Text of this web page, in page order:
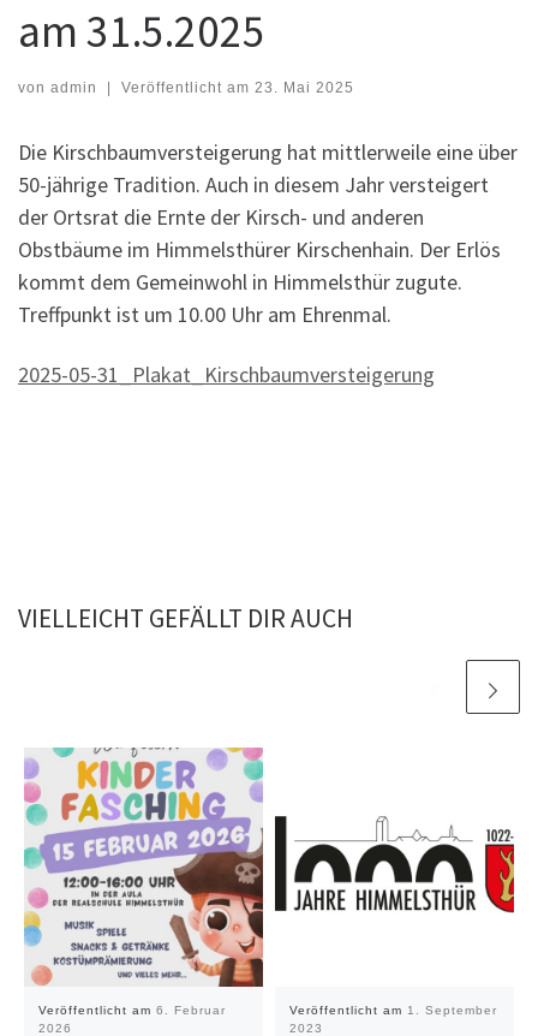
am 31.5.2025
von admin Veröffentlicht am 23. Mai 2025
Die Kirschbaumversteigerung hat mittlerweile eine über
50-jährige Tradition. Auch in diesem Jahr versteigert
der Ortsrat die Ernte der Kirsch- und anderen
Obstbäume im Himmelsthürer Kirschenhain. Der Erlös
kommt dem Gemeinwohl in Himmelsthür zugute.
Treffpunkt ist um 10.00 Uhr am Ehrenmal.
2025-05-31_Plakat_Kirschbaumversteigerung
VIELLEICHT GEFÄLLT DIR AUCH
Veröffentlicht am 6. Februar
2026
Veröffentlicht am 1. September
2023